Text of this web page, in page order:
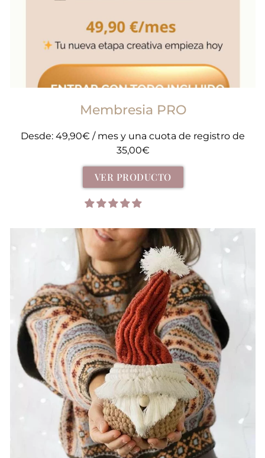
Membresia PRO
Desde: 49,90€ / mes y una cuota de registro de
35,00€
VER PRODUCTO